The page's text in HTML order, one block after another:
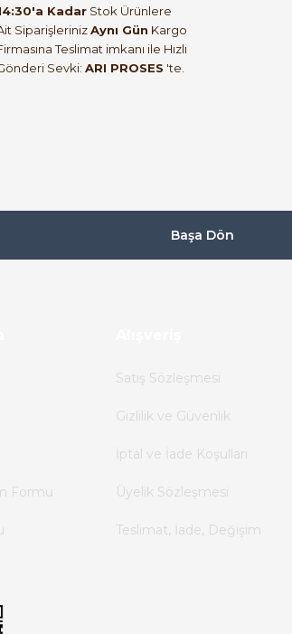
Kadar Stok Ürünlere
SiparişlerinizAynı Gün Kargo
Teslimat imkanı ile Hızlı
Sevki: ARI PROSES 'te.
Başa Dön
Formu
Satış Sözleşmesi
Gizlilik ve Güvenlik
İptal ve İade Koşulları
Üyelik Sözleşmesi
Teslimat, İade, Değişim